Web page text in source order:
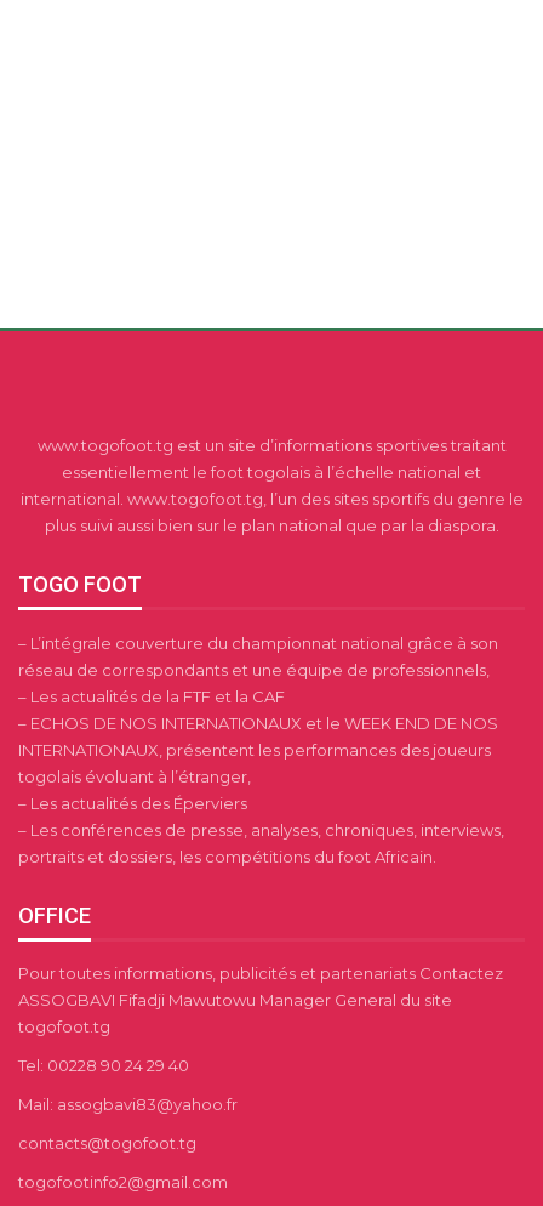
www.togofoot.tg est un site d’informations sportives traitant
essentiellement le foot togolais à l’échelle national et
international. www.togofoot.tg, l’un des sites sportifs du genre le
plus suivi aussi bien sur le plan national que par la diaspora.
TOGO FOOT
– L’intégrale couverture du championnat national grâce à son
réseau de correspondants et une équipe de professionnels,
– Les actualités de la FTF et la CAF
– ECHOS DE NOS INTERNATIONAUX et le WEEK END DE NOS
INTERNATIONAUX, présentent les performances des joueurs
togolais évoluant à l’étranger,
– Les actualités des Éperviers
– Les conférences de presse, analyses, chroniques, interviews,
portraits et dossiers, les compétitions du foot Africain.
OFFICE
Pour toutes informations, publicités et partenariats Contactez
ASSOGBAVI Fifadji Mawutowu Manager General du site
togofoot.tg
Tel: 00228 90 24 29 40
Mail: assogbavi83@yahoo.fr
contacts@togofoot.tg
togofootinfo2@gmail.com